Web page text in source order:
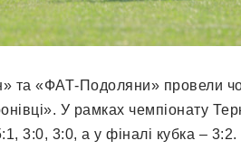
та «ФАТ-Подоляни» провели
У рамках чемпіонату
3:0, 3:0, а у фіналі кубка –